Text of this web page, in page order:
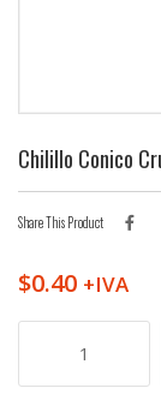
Chilillo Conico
Share This Product
$0.40 +IVA